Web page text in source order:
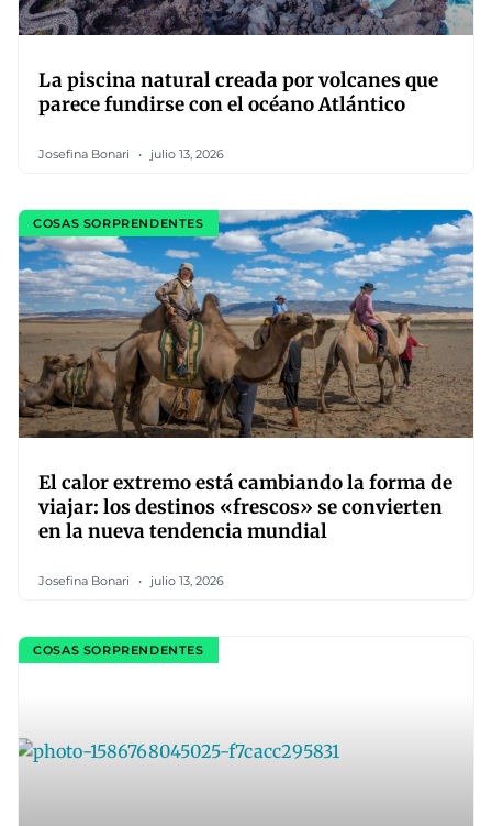
La piscina natural creada por volcanes que
parece fundirse con el océano Atlántico
Josefina Bonari julio 13, 2026
COSAS SORPRENDENTES
El calor extremo está cambiando la forma de
viajar: los destinos «frescos» se convierten
en la nueva tendencia mundial
Josefina Bonari julio 13, 2026
COSAS SORPRENDENTES